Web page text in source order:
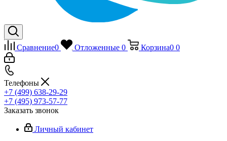
Сравнение0 Отложенные 0 Корзина0 0
Телефоны
+7 (499) 638-29-29
+7 (495) 973-57-77
Заказать звонок
Личный кабинет